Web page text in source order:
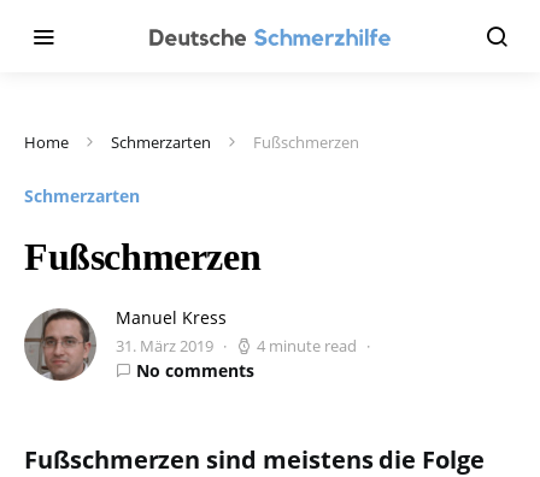
Home Schmerzarten Fußschmerzen
Schmerzarten
Fußschmerzen
Manuel Kress
31. März 2019 4 minute read
No comments
Fußschmerzen sind meistens die Folge